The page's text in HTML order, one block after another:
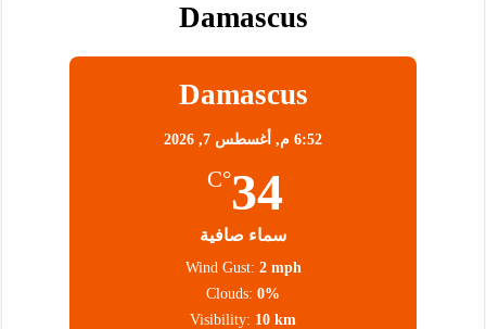
Damascus
Damascus
6:52 م, أغسطس 7, 2026
34
°C
سماء صافية
Wind Gust: 2 mph
Clouds: 0%
Visibility: 10 km